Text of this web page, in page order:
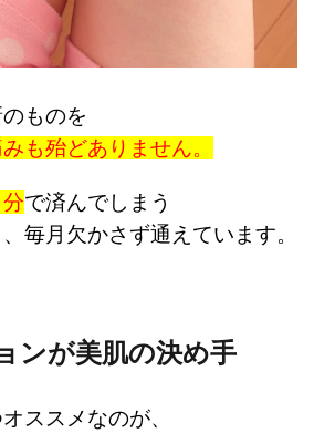
ものを
も殆どありません。
で済んでしまう
毎月欠かさず通えています。
ンが美肌の決め手
ススメなのが、